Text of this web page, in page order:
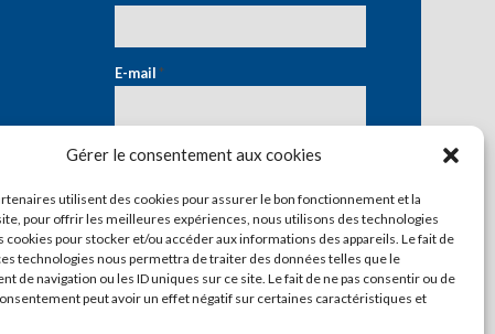
Gérer le consentement aux cookies
utilisent des cookies pour assurer le bon fonctionnement et la
pour offrir les meilleures expériences, nous utilisons des technologies
cookies pour stocker et/ou accéder aux informations des appareils. Le fait de
technologies nous permettra de traiter des données telles que le
de navigation ou les ID uniques sur ce site. Le fait de ne pas consentir ou de
peut avoir un effet négatif sur certaines caractéristiques et
E-mail*